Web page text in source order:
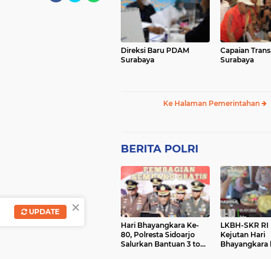
Direksi Baru PDAM
Surabaya
Capaian
Surabaya
Ke Halaman Pemerintahan
BERITA POLRI
Hari Bhayangkara Ke-
80, Polresta Sidoarjo
Salurkan Bantuan 3 ton
LKBH-SKR RI
Kejutan Hari
Bhayangkara
×
UPDATE